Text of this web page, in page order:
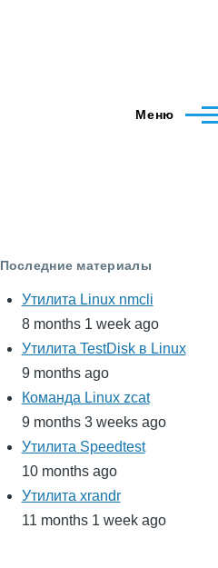
Меню
Последние материалы
Утилита Linux nmcli
8 months 1 week ago
Утилита TestDisk в Linux
9 months ago
Команда Linux zcat
9 months 3 weeks ago
Утилита Speedtest
10 months ago
Утилита xrandr
11 months 1 week ago